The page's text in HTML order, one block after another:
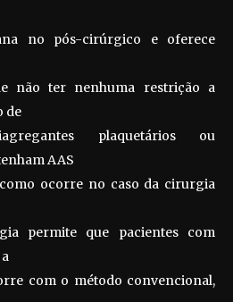
no pós-cirúrgico e oferece
não ter nenhuma restrição a
de
plaquetários ou
AAS
ocorre no caso da cirurgia
permite que pacientes com
com o método convencional,